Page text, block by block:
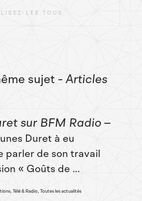
LISEZ-LES TOUS
sujet - Articles
sur BFM Radio –
Duret à eu
parler de son travail
« Goûts de ...
Télé & Radio, Toutes les actualités